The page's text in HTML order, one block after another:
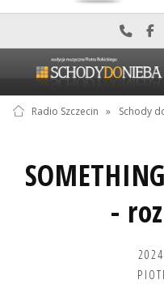
Radio Szczecin » Schody
-